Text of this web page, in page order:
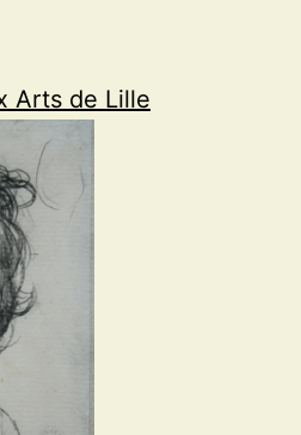
Arts de Lille